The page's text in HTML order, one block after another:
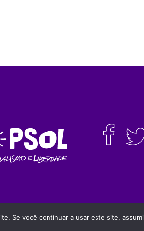
Se você continuar a usar este site,